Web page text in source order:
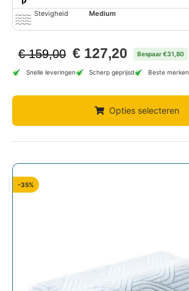
Stevigheid Medium
€159,00 € 127,20 Bespaar €31,80
Snelle leveringen Scherp geprijsd Beste merken
Opties selecteren
-35%